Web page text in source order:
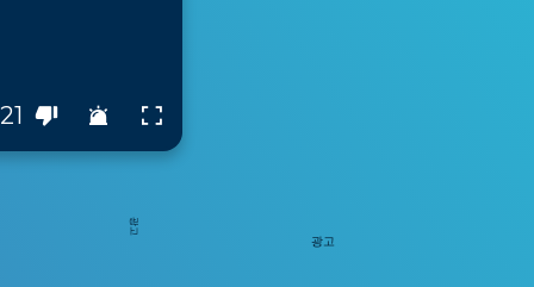
광고
광고
21